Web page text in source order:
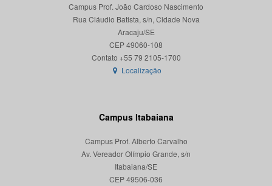
Campus Prof. João Cardoso Nascimento
Rua Cláudio Batista, s/n, Cidade Nova
Aracaju/SE
CEP 49060-108
Localização
Campus Itabaiana
Campus Prof. Alberto Carvalho
Av. Vereador Olímpio Grande, s/n
Itabaiana/SE
CEP 49506-036